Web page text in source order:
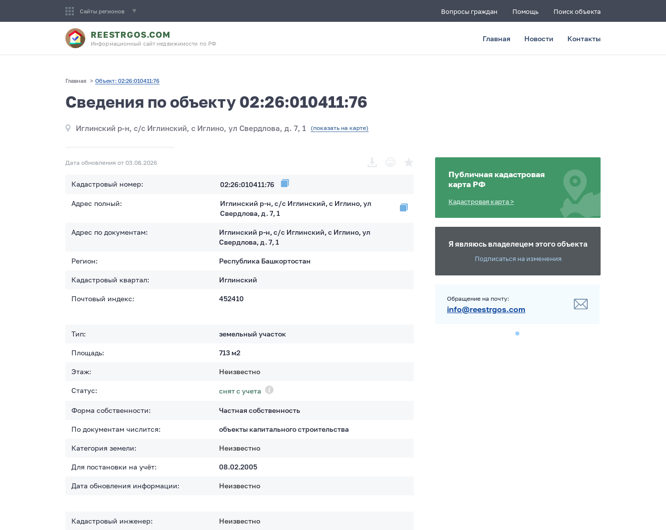
Сайты регионов Вопросы граждан Помощь Поиск объекта
REESTRGOS.COM
Информационный сайт недвижимости по РФ
Главная Новости Контакты
Главная > Объект: 02:26:010411:76
Сведения по объекту 02:26:010411:76
Иглинский р-н, с/с Иглинский, с Иглино, ул Свердлова, д. 7, 1 (показать на карте)
Дата обновления от 03.08.2026
Кадастровый номер: 02:26:010411:76
Адрес полный:
Иглинский р-н, с/с Иглинский, с Иглино, ул
Свердлова, д. 7, 1
Адрес по документам:
Иглинский р-н, с/с Иглинский, с Иглино, ул
Свердлова, д. 7, 1
Регион: Республика Башкортостан
Кадастровый квартал: Иглинский
Почтовый индекс: 452410
Тип: земельный участок
Площадь: 713 м2
Этаж: Неизвестно
Статус: снят с учета
Форма собственности: Частная собственность
По документам числится: объекты капитального строительства
Категория земели: Неизвестно
Для постановки на учёт: 08.02.2005
Дата обновления информации: Неизвестно
Кадастровый инженер: Неизвестно
Публичная кадастровая
карта РФ
Кадастровая карта>
Я являюсь владелецем этого объекта
Подписаться на изменения
Обращение на почту:
info@reestrgos.com